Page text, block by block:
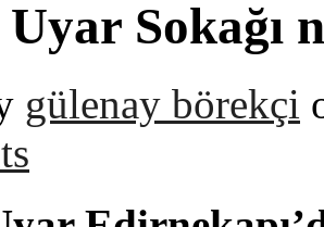
Sokağı
gülenay börekçi